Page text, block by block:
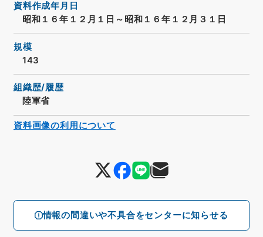
情報の間違いや不具合をセンターに知らせる
資料作成年月日
昭和１６年１２月１日～昭和１６年１２月３１日
規模
143
組織歴/履歴
陸軍省
資料画像の利用について